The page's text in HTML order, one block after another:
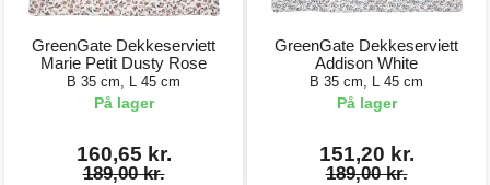
GreenGate Dekkeserviett
Marie Petit Dusty Rose
B 35 cm, L 45 cm
På lager
160,65 kr.
189,00 kr.
GreenGate Dekkeserviett
Addison White
B 35 cm, L 45 cm
På lager
151,20 kr.
189,00 kr.